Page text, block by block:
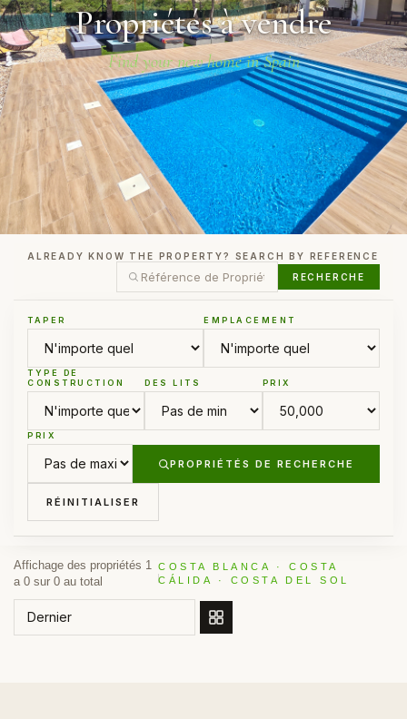
Propriétés à vendre
Find your new home in Spain
ALREADY KNOW THE PROPERTY? SEARCH BY REFERENCE
RECHERCHE
TAPER EMPLACEMENT
TYPE DE
CONSTRUCTION
DES LITS PRIX
PRIX
PROPRIÉTÉS DE RECHERCHE
RÉINITIALISER
Affichage des propriétés 1
a 0 sur 0 au total
COSTA BLANCA · COSTA
CÁLIDA · COSTA DEL SOL
COMMANDÉ PAR